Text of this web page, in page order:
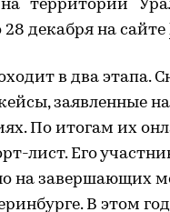
территории
декабря на сайте
в два этапа.
заявленные
По итогам их
лист. Его
на завершающих
В этом